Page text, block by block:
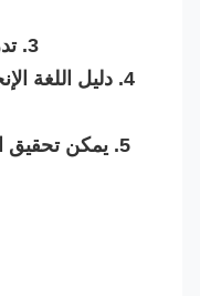
4. دليل اللغة
5. يمكن تحقيق